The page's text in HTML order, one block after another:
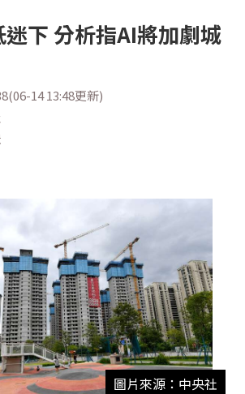
下 分析指AI將加劇城
14 13:48更新)
圖片來源：中央社